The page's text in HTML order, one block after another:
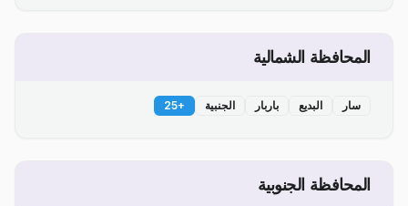
المحافظة الشمالية
سار البديع باربار الجنبية +
25
المحافظة الجنوبية